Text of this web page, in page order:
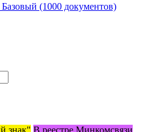
(1000 документов)
знак" В реестре Минкомсвязи